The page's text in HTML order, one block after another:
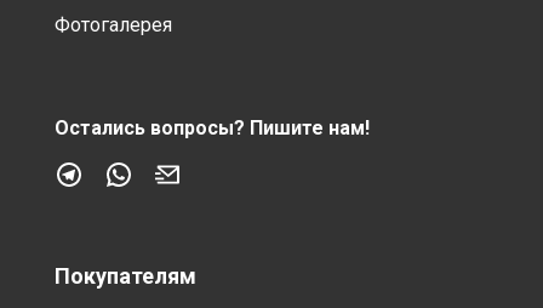
Фотогалерея
Остались вопросы? Пишите нам!
Покупателям